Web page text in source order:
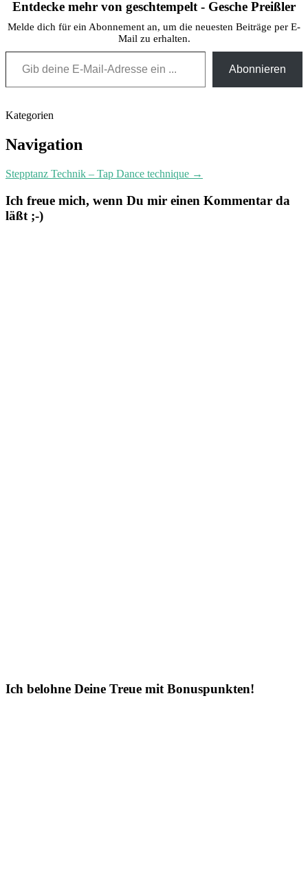
Entdecke mehr von geschtempelt - Gesche Preißler
Melde dich für ein Abonnement an, um die neuesten Beiträge per E-
Mail zu erhalten.
Gib deine E-Mail-Adresse ein ...
Abonnieren
Kategorien
Post
Navigation
Stepptanz Technik – Tap Dance technique →
Ich freue mich, wenn Du mir einen Kommentar da
läßt ;-)
Ich belohne Deine Treue mit Bonuspunkten!